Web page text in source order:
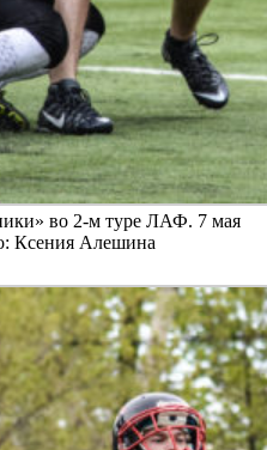
во 2-м туре ЛАФ. 7 мая
Ксения Алешина